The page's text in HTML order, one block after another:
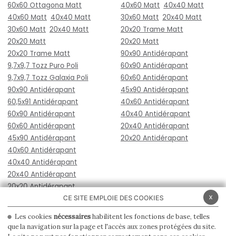
60x60 Ottagona Matt
40x60 Matt 40x40 Matt
30x60 Matt 20x40 Matt
20x20 Matt
20x20 Trame Matt
9,7x9,7 Tozz Puro Poli
9,7x9,7 Tozz Galaxia Poli
90x90 Antidérapant
60,5x91 Antidérapant
60x90 Antidérapant
60x60 Antidérapant
45x90 Antidérapant
40x60 Antidérapant
40x40 Antidérapant
20x40 Antidérapant
20x20 Antidérapant
40x60 Matt 40x40 Matt
30x60 Matt 20x40 Matt
20x20 Trame Matt
20x20 Matt
90x90 Antidérapant
60x90 Antidérapant
60x60 Antidérapant
45x90 Antidérapant
40x60 Antidérapant
40x40 Antidérapant
20x40 Antidérapant
20x20 Antidérapant
x
CE SITE EMPLOIE DES COOKIES
Les cookies nécessaireshabilitent les fonctions de base, telles
que la navigation sur la page et l'accès aux zones protégées du site.